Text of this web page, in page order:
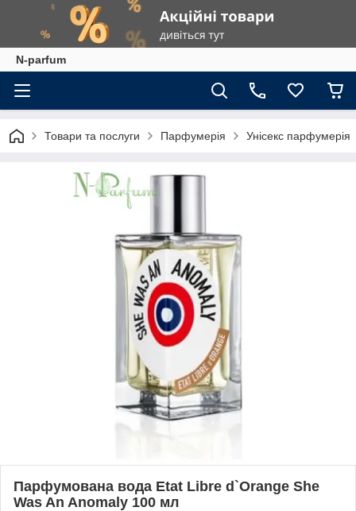
N-parfum
Товари та послуги Парфумерія Унісекс парфумерія
Парфумована вода Etat Libre d`Orange She
Was An Anomaly 100 мл